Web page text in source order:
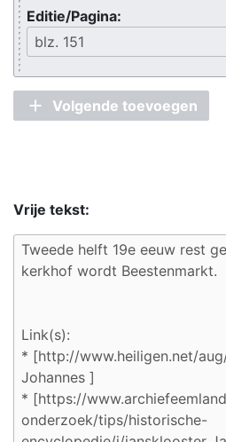
Editie/Pagina:
Volgende toevoegen
Vrije tekst: